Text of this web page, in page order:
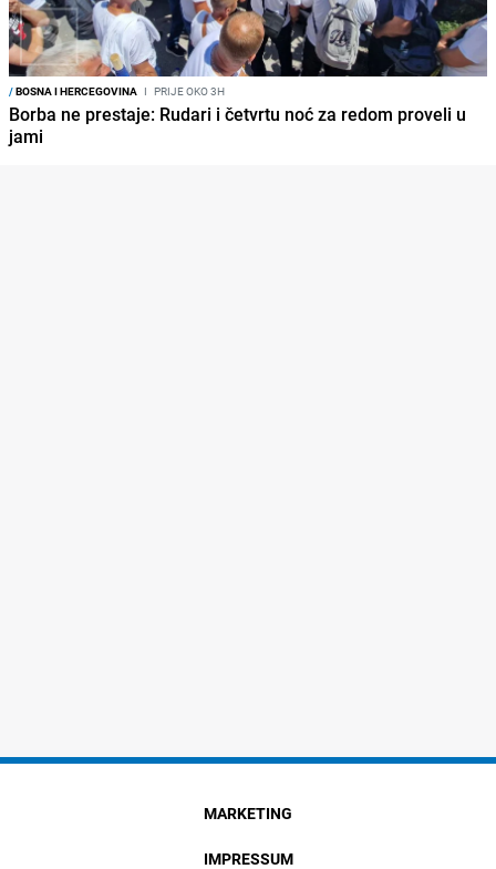
/BOSNA I HERCEGOVINA I PRIJE OKO 3H
Borba ne prestaje: Rudari i četvrtu noć za redom proveli u
jami
MARKETING
IMPRESSUM